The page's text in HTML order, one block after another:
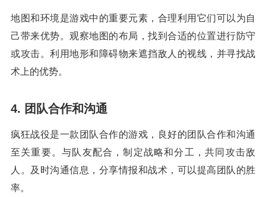
地图和环境是游戏中的重要元素，合理利用它们可以为自
己带来优势。观察地图的布局，找到合适的位置进行防守
或攻击。利用地形和障碍物来遮挡敌人的视线，并寻找战
术上的优势。
4. 团队合作和沟通
疯狂战役是一款团队合作的游戏，良好的团队合作和沟通
至关重要。与队友配合，制定战略和分工，共同攻击敌
人。及时沟通信息，分享情报和战术，可以提高团队的胜
率。